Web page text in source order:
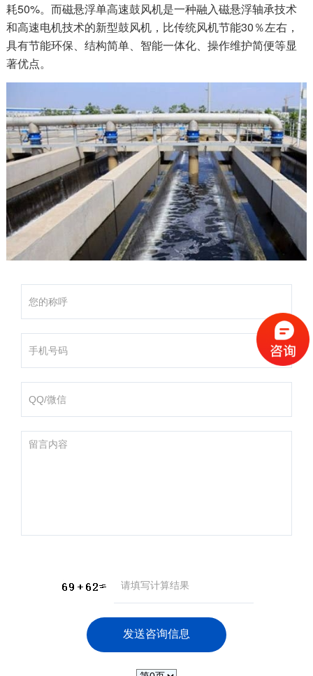
耗50%。而磁悬浮单高速鼓风机是一种融入磁悬浮轴承技术
和高速电机技术的新型鼓风机，比传统风机节能30％左右，
具有节能环保、结构简单、智能一体化、操作维护简便等显
著优点。